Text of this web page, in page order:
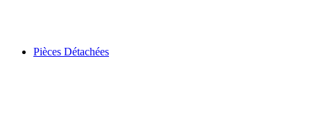
Pièces Détachées